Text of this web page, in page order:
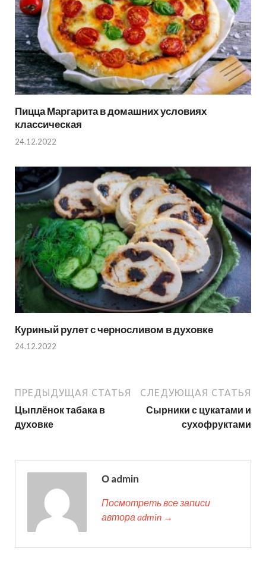
Пицца Маргарита в домашних условиях
классическая
24.12.2022
Куриный рулет с черносливом в духовке
24.12.2022
ПРЕДЫДУЩАЯ СТАТЬЯ
Цыплёнок табака в
духовке
СЛЕДУЮЩАЯ СТАТЬЯ
Сырники с цукатами и
сухофруктами
О admin
Посмотреть все записи
автора admin →